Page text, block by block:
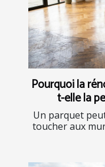
Pourquoi la
t-elle la
Un parquet
toucher aux